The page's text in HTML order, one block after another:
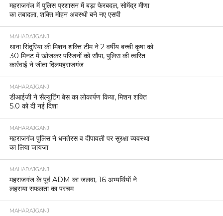
महराजगंज में पुलिस प्रशासन में बड़ा फेरबदल, सोमेंद्र मीणा
का तबादला, शक्ति मोहन अवस्थी बने नए एसपी
MAHARAJGANJ
थाना सिंदुरिया की मिशन शक्ति टीम ने 2 वर्षीय बच्ची कृषा को
30 मिनट में खोजकर परिजनों को सौंपा, पुलिस की त्वरित
कार्रवाई ने जीता दिलमहराजगंज
MAHARAJGANJ
डीआईजी ने सैल्युटिंग बेस का लोकार्पण किया, मिशन शक्ति
5.0 को दी नई दिशा
MAHARAJGANJ
महराजगंज पुलिस ने धनतेरस व दीपावली पर सुरक्षा व्यवस्था
का लिया जायजा
MAHARAJGANJ
महराजगंज के पूर्व ADM का जलवा, 16 अभ्यर्थियों ने
लहराया सफलता का परचम
MAHARAJGANJ